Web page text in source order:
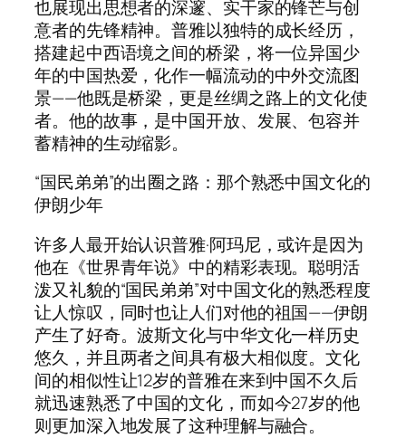
也展现出思想者的深邃、实干家的锋芒与创
意者的先锋精神。普雅以独特的成长经历，
搭建起中西语境之间的桥梁，将一位异国少
年的中国热爱，化作一幅流动的中外交流图
景——他既是桥梁，更是丝绸之路上的文化使
者。他的故事，是中国开放、发展、包容并
蓄精神的生动缩影。
“国民弟弟”的出圈之路：那个熟悉中国文化的
伊朗少年
许多人最开始认识普雅·阿玛尼，或许是因为
他在《世界青年说》中的精彩表现。聪明活
泼又礼貌的“国民弟弟”对中国文化的熟悉程度
让人惊叹，同时也让人们对他的祖国——伊朗
产生了好奇。波斯文化与中华文化一样历史
悠久，并且两者之间具有极大相似度。文化
间的相似性让12岁的普雅在来到中国不久后
就迅速熟悉了中国的文化，而如今27岁的他
则更加深入地发展了这种理解与融合。